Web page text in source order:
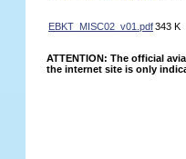
EBKT_MISC02_v01.pdf343 K
ATTENTION: The official
the internet site is only